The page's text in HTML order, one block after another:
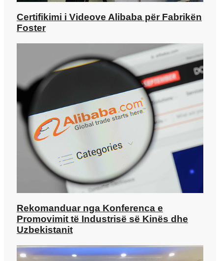
Certifikimi i Videove Alibaba për Fabrikën
Foster
Rekomanduar nga Konferenca e
Promovimit të Industrisë së Kinës dhe
Uzbekistanit